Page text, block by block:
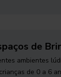
de
ambientes
de 0 a 6